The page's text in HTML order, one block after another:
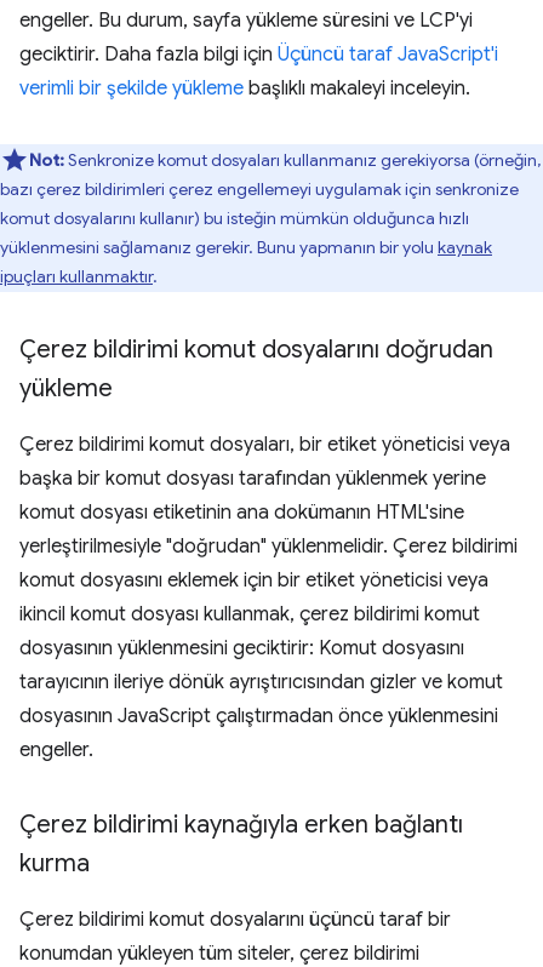
engeller. Bu durum, sayfa yükleme süresini ve LCP'yi
geciktirir. Daha fazla bilgi için Üçüncü taraf JavaScript'i
verimli bir şekilde yükleme başlıklı makaleyi inceleyin.
Not:Senkronize komut dosyaları kullanmanız gerekiyorsa (örneğin,
bazı çerez bildirimleri çerez engellemeyi uygulamak için senkronize
komut dosyalarını kullanır) bu isteğin mümkün olduğunca hızlı
yüklenmesini sağlamanız gerekir. Bunu yapmanın bir yolu kaynak
ipuçları kullanmaktır.
Çerez bildirimi komut dosyalarını doğrudan
yükleme
Çerez bildirimi komut dosyaları, bir etiket yöneticisi veya
başka bir komut dosyası tarafından yüklenmek yerine
komut dosyası etiketinin ana dokümanın HTML'sine
yerleştirilmesiyle "doğrudan" yüklenmelidir. Çerez bildirimi
komut dosyasını eklemek için bir etiket yöneticisi veya
ikincil komut dosyası kullanmak, çerez bildirimi komut
dosyasının yüklenmesini geciktirir: Komut dosyasını
tarayıcının ileriye dönük ayrıştırıcısından gizler ve komut
dosyasının JavaScript çalıştırmadan önce yüklenmesini
engeller.
Çerez bildirimi kaynağıyla erken bağlantı
kurma
Çerez bildirimi komut dosyalarını üçüncü taraf bir
konumdan yükleyen tüm siteler, çerez bildirimi